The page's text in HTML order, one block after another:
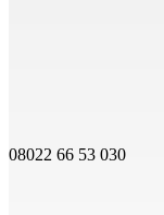
08022 66 53 030